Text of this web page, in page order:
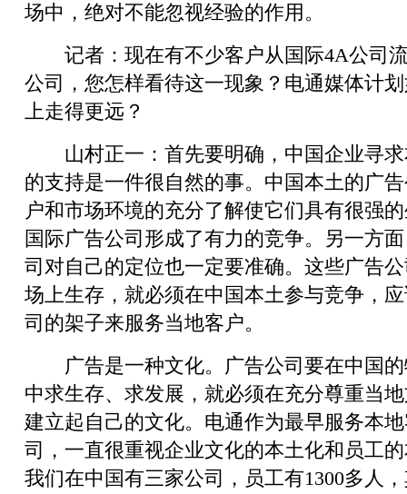
场中，绝对不能忽视经验的作用。
记者：现在有不少客户从国际4A公司
公司，您怎样看待这一现象？电通媒体计
上走得更远？
山村正一：首先要明确，中国企业寻求
的支持是一件很自然的事。中国本土的广
户和市场环境的充分了解使它们具有很强
国际广告公司形成了有力的竞争。另一方
司对自己的定位也一定要准确。这些广告
场上生存，就必须在中国本土参与竞争，
司的架子来服务当地客户。
广告是一种文化。广告公司要在中国的
中求生存、求发展，就必须在充分尊重当
建立起自己的文化。电通作为最早服务本
司，一直很重视企业文化的本土化和员工
我们在中国有三家公司，员工有1300多人